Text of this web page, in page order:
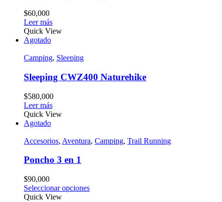
$60,000
Leer más
Quick View
Agotado
Camping, Sleeping
Sleeping CWZ400 Naturehike
$580,000
Leer más
Quick View
Agotado
Accesorios, Aventura, Camping, Trail Running
Poncho 3 en 1
$90,000
Seleccionar opciones
Quick View